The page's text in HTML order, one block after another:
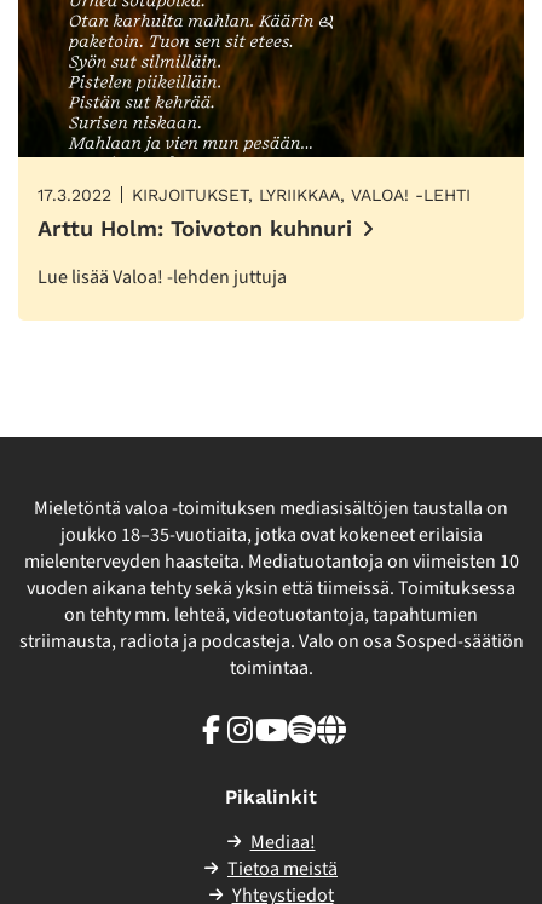
17.3.2022 KIRJOITUKSET, LYRIIKKAA, VALOA! -LEHTI
Arttu Holm: Toivoton kuhnuri
Lue lisää Valoa! -lehden juttuja
Mieletöntä valoa -toimituksen mediasisältöjen taustalla on
joukko 18–35-vuotiaita, jotka ovat kokeneet erilaisia
mielenterveyden haasteita. Mediatuotantoja on viimeisten 10
vuoden aikana tehty sekä yksin että tiimeissä. Toimituksessa
on tehty mm. lehteä, videotuotantoja, tapahtumien
striimausta, radiota ja podcasteja. Valo on osa Sosped-säätiön
toimintaa.
Facebook
Instagram
Youtube
SpotifyLinkki
Pikalinkit
Mediaa!
Tietoa meistä
Yhteystiedot